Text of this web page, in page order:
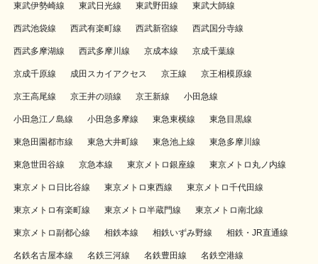
東武伊勢崎線 東武日光線 東武野田線 東武大師線
西武池袋線 西武有楽町線 西武新宿線 西武国分寺線
西武多摩湖線 西武多摩川線 京成本線 京成千葉線
京成千原線 成田スカイアクセス 京王線 京王相模原線
京王高尾線 京王井の頭線 京王新線 小田急線
小田急江ノ島線 小田急多摩線 東急東横線 東急目黒線
東急田園都市線 東急大井町線 東急池上線 東急多摩川線
東急世田谷線 京急本線 東京メトロ銀座線 東京メトロ丸ノ内線
東京メトロ日比谷線 東京メトロ東西線 東京メトロ千代田線
東京メトロ有楽町線 東京メトロ半蔵門線 東京メトロ南北線
東京メトロ副都心線 相鉄本線 相鉄いずみ野線 相鉄・JR直通線
名鉄名古屋本線 名鉄三河線 名鉄豊田線 名鉄空港線